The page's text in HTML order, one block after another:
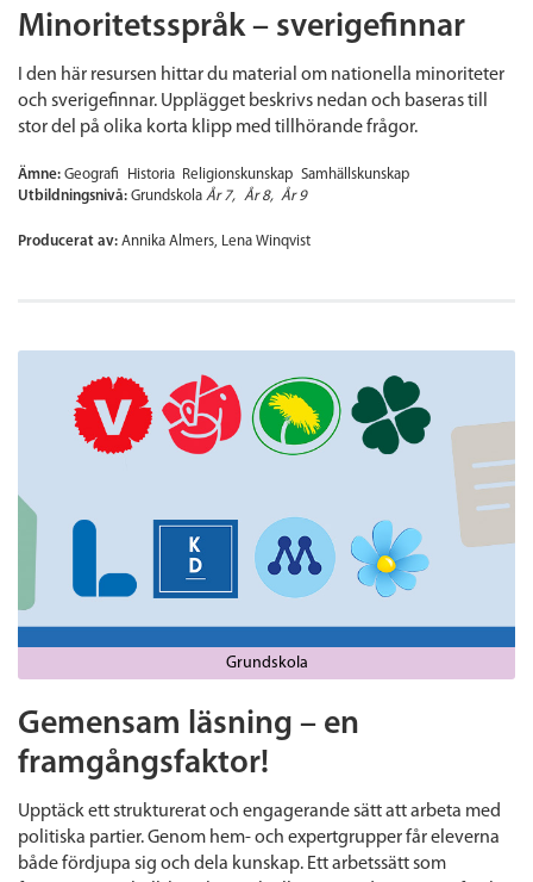
Minoritetsspråk – sverigefinnar
I den här resursen hittar du material om nationella minoriteter
och sverigefinnar. Upplägget beskrivs nedan och baseras till
stor del på olika korta klipp med tillhörande frågor.
Ämne: Geografi Historia Religionskunskap Samhällskunskap
Utbildningsnivå: Grundskola År 7 År 8 År 9
Producerat av: Annika Almers, Lena Winqvist
Grundskola
Gemensam läsning – en
framgångsfaktor!
Upptäck ett strukturerat och engagerande sätt att arbeta med
politiska partier. Genom hem- och expertgrupper får eleverna
både fördjupa sig och dela kunskap. Ett arbetssätt som